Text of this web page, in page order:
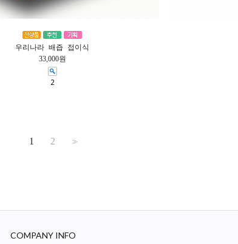
우리나라 배즙 접이식
33,000원
2
1 2 >>
COMPANY INFO